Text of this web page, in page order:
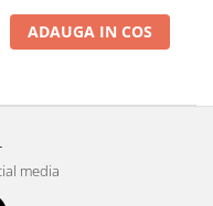
ADAUGA IN COS
media